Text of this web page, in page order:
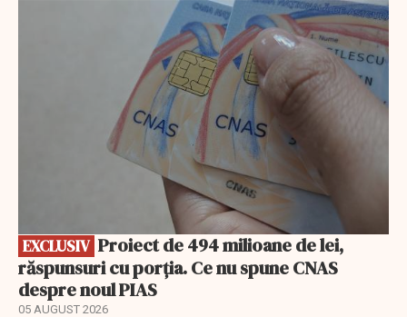
EXCLUSIV
răspunsuri cu porția. Ce nu spune CNAS
despre noul PIAS
05 AUGUST 2026